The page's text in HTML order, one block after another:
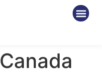
Canada